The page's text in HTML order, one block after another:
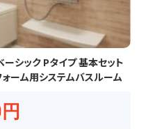
シック Pタイプ 基本セット
ーム用システムバスルーム